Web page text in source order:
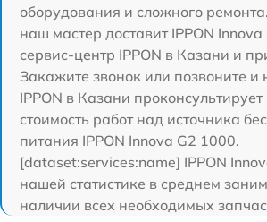
оборудования и сложного
наш мастер доставит IPPON
сервис-центр IPPON в Казани и
Закажите звонок или позвоните и
IPPON в Казани проконсультирует
стоимость работ над источника
питания IPPON Innova G2 1000.
[dataset:services:name] IPPON
нашей статистике в среднем
наличии всех необходимых